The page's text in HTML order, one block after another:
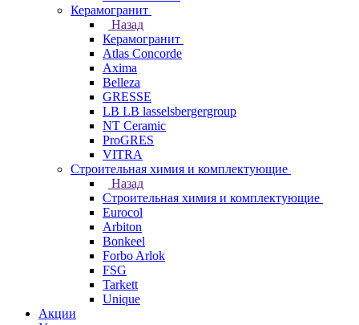
Керамогранит
Назад
Керамогранит
Atlas Concorde
Axima
Belleza
GRESSE
LB LB lasselsbergergroup
NT Ceramic
ProGRES
VITRA
Строительная химия и комплектующие
Назад
Строительная химия и комплектующие
Eurocol
Arbiton
Bonkeel
Forbo Arlok
FSG
Tarkett
Unique
Акции